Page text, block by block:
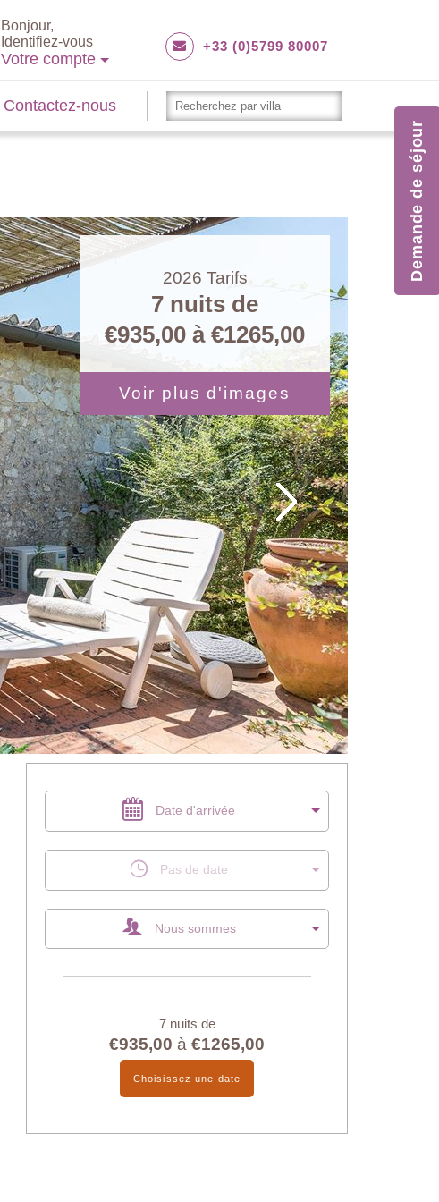
Bonjour,
Identifiez-vous
Votre compte
+33 (0)5799 80007
Contactez-nous
2026 Tarifs
7 nuits de
€935,00 à €1265,00
Voir plus d'images
Date d'arrivée
Pas de date
Nous sommes
7 nuits de
€935,00 à €1265,00
Choisissez une date
Demande de séjour